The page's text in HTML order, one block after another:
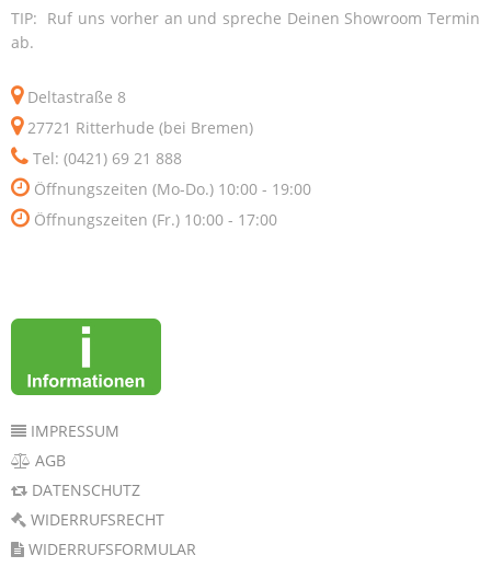
TIP: Ruf uns vorher an und spreche Deinen Showroom Termin
ab.
Deltastraße 8
27721 Ritterhude (bei Bremen)
Tel: (0421) 69 21 888
Öffnungszeiten (Mo-Do.) 10:00 - 19:00
Öffnungszeiten (Fr.) 10:00 - 17:00
IMPRESSUM
AGB
DATENSCHUTZ
WIDERRUFSRECHT
WIDERRUFSFORMULAR